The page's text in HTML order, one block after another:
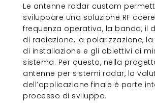
Le antenne radar custom
sviluppare una soluzione RF
frequenza operativa, la banda, il
di radiazione, la polarizzazione,
di installazione e gli obiettivi di
sistema. Per questo, nella
antenne per sistemi radar, la
dell’applicazione finale è parte
processo di sviluppo.